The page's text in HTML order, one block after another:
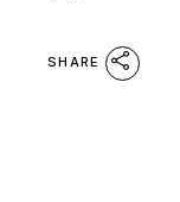
SHARE